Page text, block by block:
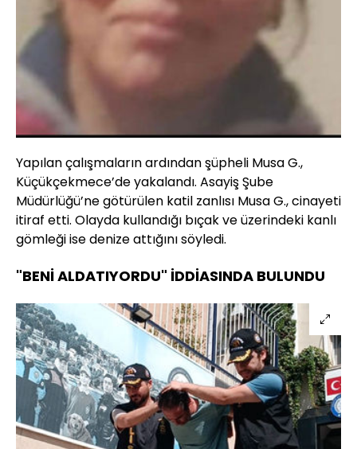
Yapılan çalışmaların ardından şüpheli Musa G.,
Küçükçekmece’de yakalandı. Asayiş Şube
Müdürlüğü’ne götürülen katil zanlısı Musa G., cinayeti
itiraf etti. Olayda kullandığı bıçak ve üzerindeki kanlı
gömleği ise denize attığını söyledi.
"BENİ ALDATIYORDU" İDDİASINDA BULUNDU